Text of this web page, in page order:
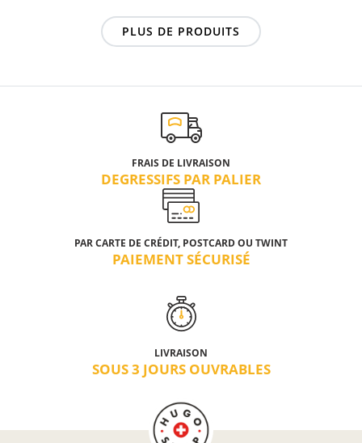
PLUS DE PRODUITS
FRAIS DE LIVRAISON
DEGRESSIFS PAR PALIER
PAR CARTE DE CRÉDIT, POSTCARD OU TWINT
PAIEMENT SÉCURISÉ
LIVRAISON
SOUS 3 JOURS OUVRABLES